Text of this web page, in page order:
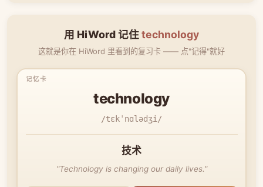
用 HiWord 记住technology
这就是你在 HiWord 里看到的复习卡 —— 点"记得"就好
technology
/tɛkˈnɑlədʒi/
技术
"Technology is changing our daily lives."